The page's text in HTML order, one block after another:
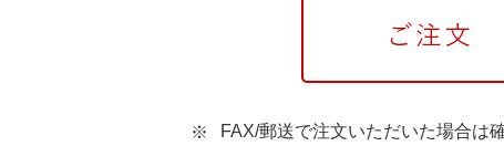
FAX/郵送で注文いただいた場合は